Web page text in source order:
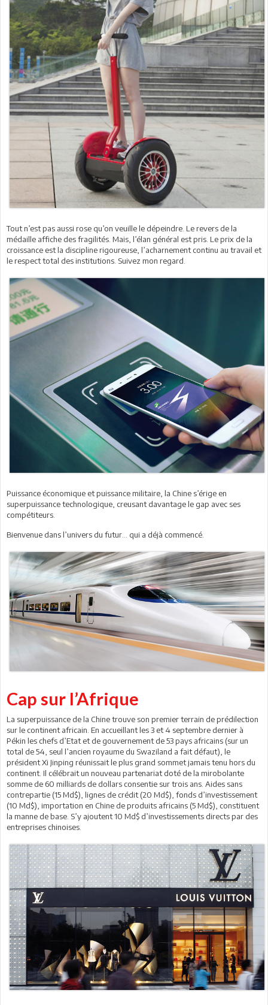
Tout n’est pas aussi rose qu’on veuille le dépeindre. Le revers de la
médaille affiche des fragilités. Mais, l’élan général est pris. Le prix de la
croissance est la discipline rigoureuse, l’acharnement continu au travail et
le respect total des institutions. Suivez mon regard.
Puissance économique et puissance militaire, la Chine s’érige en
superpuissance technologique, creusant davantage le gap avec ses
compétiteurs.
Bienvenue dans l’univers du futur... qui a déjà commencé.
Cap sur l’Afrique
La superpuissance de la Chine trouve son premier terrain de prédilection
sur le continent africain. En accueillant les 3 et 4 septembre dernier à
Pékin les chefs d’Etat et de gouvernement de 53 pays africains (sur un
total de 54, seul l’ancien royaume du Swaziland a fait défaut), le
président Xi Jinping réunissait le plus grand sommet jamais tenu hors du
continent. Il célébrait un nouveau partenariat doté de la mirobolante
somme de 60 milliards de dollars consentie sur trois ans. Aides sans
contrepartie (15 Md$), lignes de crédit (20 Md$), fonds d’investissement
(10 Md$), importation en Chine de produits africains (5 Md$), constituent
la manne de base. S’y ajoutent 10 Md$ d’investissements directs par des
entreprises chinoises.